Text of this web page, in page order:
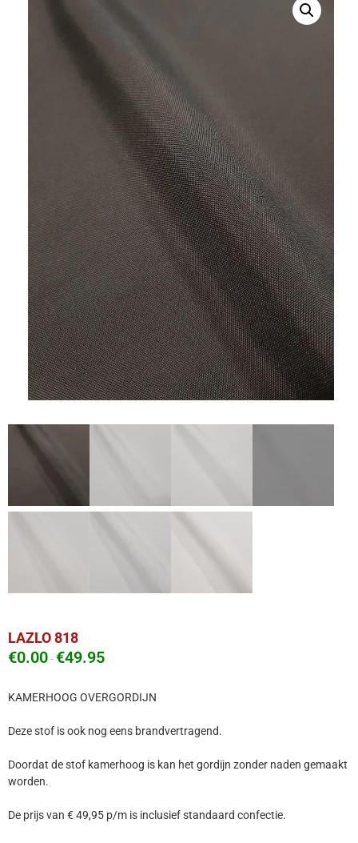
LAZLO 818
€0.00-€49.95
KAMERHOOG OVERGORDIJN
Deze stof is ook nog eens brandvertragend.
Doordat de stof kamerhoog is kan het gordijn zonder naden gemaakt
worden.
De prijs van € 49,95 p/m is inclusief standaard confectie.